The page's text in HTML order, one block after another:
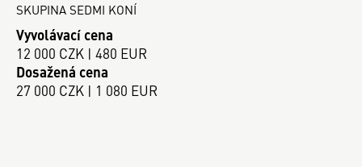
SKUPINA SEDMI KONÍ
Vyvolávací cena
12 000 CZK | 480 EUR
Dosažená cena
27 000 CZK | 1 080 EUR